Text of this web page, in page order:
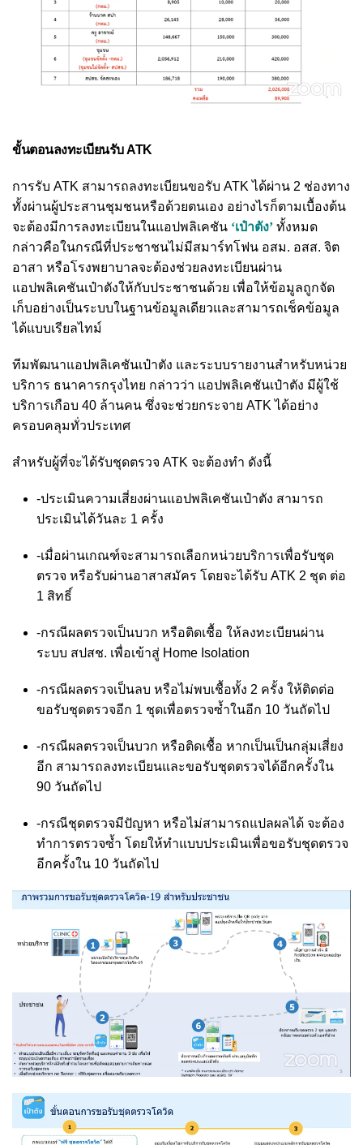
ขั้นตอนลงทะเบียนรับ ATK
การรับ ATK สามารถลงทะเบียนขอรับ ATK ได้ผ่าน 2 ช่องทาง
ทั้งผ่านผู้ประสานชุมชนหรือด้วยตนเอง อย่างไรก็ตามเบื้องต้น
จะต้องมีการลงทะเบียนในแอปพลิเคชัน ‘เป๋าตัง’ ทั้งหมด
กล่าวคือในกรณีที่ประชาชนไม่มีสมาร์ทโฟน อสม. อสส. จิต
อาสา หรือโรงพยาบาลจะต้องช่วยลงทะเบียนผ่าน
แอปพลิเคชันเป๋าตังให้กับประชาชนด้วย เพื่อให้ข้อมูลถูกจัด
เก็บอย่างเป็นระบบในฐานข้อมูลเดียวและสามารถเช็คข้อมูล
ได้แบบเรียลไทม์
ทีมพัฒนาแอปพลิเคชันเป๋าตัง และระบบรายงานสำหรับหน่วย
บริการ ธนาคารกรุงไทย กล่าวว่า แอปพลิเคชันเป๋าตัง มีผู้ใช้
บริการเกือบ 40 ล้านคน ซึ่งจะช่วยกระจาย ATK ได้อย่าง
ครอบคลุมทั่วประเทศ
สำหรับผู้ที่จะได้รับชุดตรวจ ATK จะต้องทำ ดังนี้
-ประเมินความเสี่ยงผ่านแอปพลิเคชันเป๋าตัง สามารถ
ประเมินได้วันละ 1 ครั้ง
-เมื่อผ่านเกณฑ์จะสามารถเลือกหน่วยบริการเพื่อรับชุด
ตรวจ หรือรับผ่านอาสาสมัคร โดยจะได้รับ ATK 2 ชุด ต่อ
1 สิทธิ์
-กรณีผลตรวจเป็นบวก หรือติดเชื้อ ให้ลงทะเบียนผ่าน
ระบบ สปสช. เพื่อเข้าสู่ Home Isolation
-กรณีผลตรวจเป็นลบ หรือไม่พบเชื้อทั้ง 2 ครั้ง ให้ติดต่อ
ขอรับชุดตรวจอีก 1 ชุดเพื่อตรวจซ้ำในอีก 10 วันถัดไป
-กรณีผลตรวจเป็นบวก หรือติดเชื้อ หากเป็นเป็นกลุ่มเสี่ยง
อีก สามารถลงทะเบียนและขอรับชุดตรวจได้อีกครั้งใน
90 วันถัดไป
-กรณีชุดตรวจมีปัญหา หรือไม่สามารถแปลผลได้ จะต้อง
ทำการตรวจซ้ำ โดยให้ทำแบบประเมินเพื่อขอรับชุดตรวจ
อีกครั้งใน 10 วันถัดไป